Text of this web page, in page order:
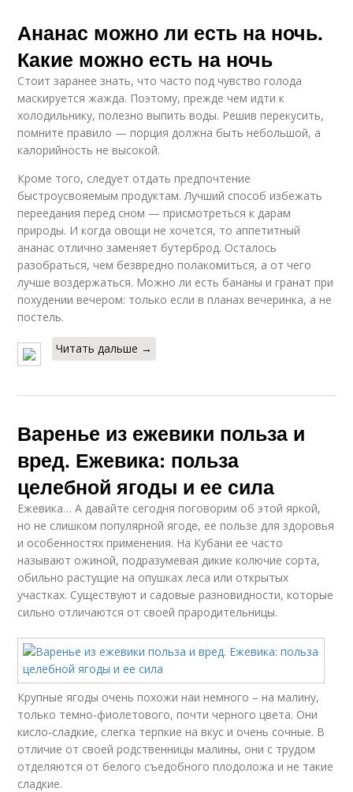
Ананас можно ли есть на ночь.
Какие можно есть на ночь
Стоит заранее знать, что часто под чувство голода
маскируется жажда. Поэтому, прежде чем идти к
холодильнику, полезно выпить воды. Решив перекусить,
помните правило — порция должна быть небольшой, а
калорийность не высокой.
Кроме того, следует отдать предпочтение
быстроусвояемым продуктам. Лучший способ избежать
переедания перед сном — присмотреться к дарам
природы. И когда овощи не хочется, то аппетитный
ананас отлично заменяет бутерброд. Осталось
разобраться, чем безвредно полакомиться, а от чего
лучше воздержаться. Можно ли есть бананы и гранат при
похудении вечером: только если в планах вечеринка, а не
постель.
Читать дальше →
Варенье из ежевики польза и
вред. Ежевика: польза
целебной ягоды и ее сила
Ежевика… А давайте сегодня поговорим об этой яркой,
но не слишком популярной ягоде, ее пользе для здоровья
и особенностях применения. На Кубани ее часто
называют ожиной, подразумевая дикие колючие сорта,
обильно растущие на опушках леса или открытых
участках. Существуют и садовые разновидности, которые
сильно отличаются от своей прародительницы.
Крупные ягоды очень похожи наи немного – на малину,
только темно-фиолетового, почти черного цвета. Они
кисло-сладкие, слегка терпкие на вкус и очень сочные. В
отличие от своей родственницы малины, они с трудом
отделяются от белого съедобного плодоложа и не такие
сладкие.